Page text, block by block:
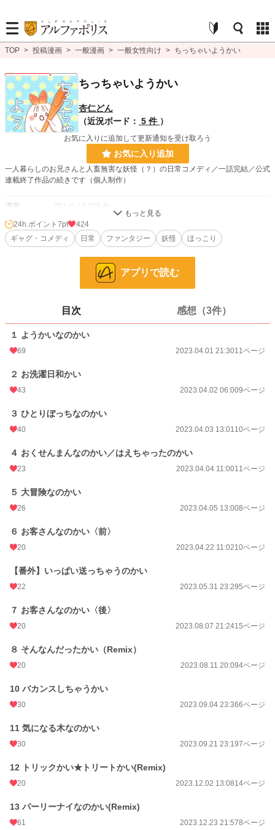
TOP > 投稿漫画 > 一般漫画 > 一般女性向け > ちっちゃいようかい
一般女性向け 連載中 ちっちゃいようかい
杏仁どん
（近況ボード： 5 件 ）
お気に入りに追加して更新通知を受け取ろう
お気に入り追加
一人暮らしのお兄さんと人畜無害な妖怪（？）の日常コメディ／一話完結／公式
連載終了作品の続きです（個人制作）
漫画 251 位 / 8,555 件
一般女性向け 105 位 / 2,538 件
お気に入り 145
2023.12.23 21:57
初回公開日時 2023.04.01 21:30
月間ポイント 98 pt (719 位)
24h.ポイント 7pt
424
ギャグ・コメディ
日常 ファンタジー 妖怪 ほっこり
アプリで読む
目次 感想（3件）
１ ようかいなのかい
69 2023.04.01 21:3011ページ
２ お洗濯日和かい
43 2023.04.02 06:009ページ
３ ひとりぼっちなのかい
40 2023.04.03 13:0110ページ
４ おくせんまんなのかい／はえちゃったのかい
23 2023.04.04 11:0011ページ
５ 大冒険なのかい
26 2023.04.05 13:008ページ
６ お客さんなのかい〈前〉
20 2023.04.22 11:0210ページ
【番外】いっぱい送っちゃうのかい
22 2023.05.31 23:295ページ
７ お客さんなのかい〈後〉
20 2023.08.07 21:2415ページ
８ そんなんだったかい（Remix）
20 2023.08.11 20:094ページ
10 バカンスしちゃうかい
30 2023.09.04 23:366ページ
11 気になる木なのかい
30 2023.09.21 23:197ページ
12 トリックかい★トリートかい(Remix)
20 2023.12.02 13:0814ページ
13 パーリーナイなのかい(Remix)
61 2023.12.23 21:578ページ